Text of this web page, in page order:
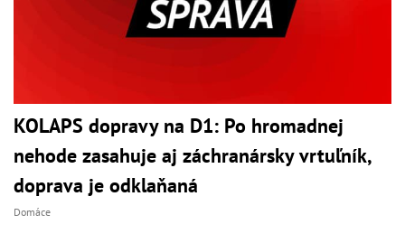
KOLAPS dopravy na D1: Po hromadnej
nehode zasahuje aj záchranársky vrtuľník,
doprava je odklaňaná
Domáce